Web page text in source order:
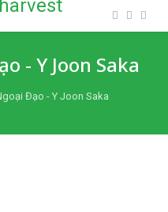
- Y Joon Saka
Đạo - Y Joon Saka